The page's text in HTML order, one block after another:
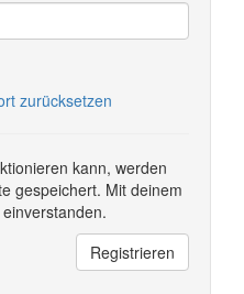
zurücksetzen
kann, werden
gespeichert. Mit deinem
Registrieren